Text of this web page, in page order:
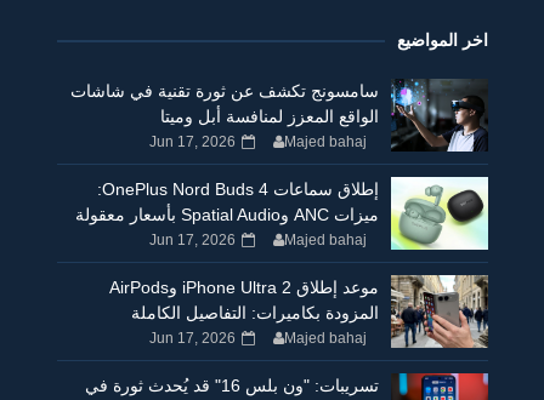
اخر المواضيع
سامسونج تكشف عن ثورة تقنية في شاشات
الواقع المعزز لمنافسة أبل وميتا
Majed bahaj
Jun 17, 2026
إطلاق سماعات OnePlus Nord Buds 4:
ميزات ANC وSpatial Audio بأسعار معقولة
Majed bahaj
Jun 17, 2026
موعد إطلاق iPhone Ultra 2 وAirPods
المزودة بكاميرات: التفاصيل الكاملة
Majed bahaj
Jun 17, 2026
تسريبات: "ون بلس 16" قد يُحدث ثورة في